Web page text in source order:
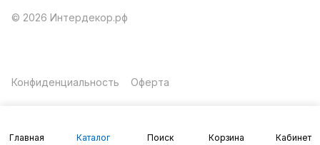
Главная Каталог Поиск Корзина Кабинет
© 2026 Интердекор.рф
Конфиденциальность Оферта